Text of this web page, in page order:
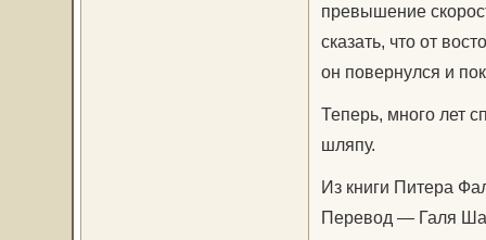
превышение
сказать, что от
он повернулся и
Теперь, много лет
шляпу.
Из книги Питера
Перевод — Галя